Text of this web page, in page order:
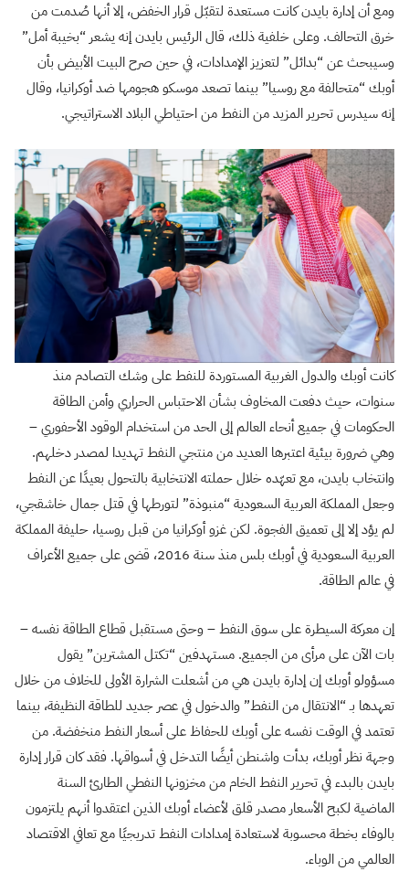
ومع أن إدارة بايدن كانت مستعدة لتقبّل قرار الخفض، إلا أنها صُدمت من
خرق التحالف. وعلى خلفية ذلك، قال الرئيس بايدن إنه يشعر “بخيبة أمل”
وسيبحث عن “بدائل” لتعزيز الإمدادات، في حين صرح البيت الأبيض بأن
أوبك “متحالفة مع روسيا” بينما تصعد موسكو هجومها ضد أوكرانيا، وقال
إنه سيدرس تحرير المزيد من النفط من احتياطي البلاد الاستراتيجي.
كانت أوبك والدول الغربية المستوردة للنفط على وشك التصادم منذ
سنوات، حيث دفعت المخاوف بشأن الاحتباس الحراري وأمن الطاقة
الحكومات في جميع أنحاء العالم إلى الحد من استخدام الوقود الأحفوري –
وهي ضرورة بيئية اعتبرها العديد من منتجي النفط تهديدا لمصدر دخلهم.
وانتخاب بايدن، مع تعهّده خلال حملته الانتخابية بالتحول بعيدًا عن النفط
وجعل المملكة العربية السعودية “منبوذة” لتورطها في قتل جمال خاشقجي،
لم يؤد إلا إلى تعميق الفجوة. لكن غزو أوكرانيا من قبل روسيا، حليفة المملكة
العربية السعودية في أوبك بلس منذ سنة 2016، قضى على جميع الأعراف
في عالم الطاقة.
إن معركة السيطرة على سوق النفط – وحتى مستقبل قطاع الطاقة نفسه –
بات الآن على مرأى من الجميع. مستهدفين “تكتل المشترين” يقول
مسؤولو أوبك إن إدارة بايدن هي من أشعلت الشرارة الأولى للخلاف من خلال
تعهدها بـ “الانتقال من النفط” والدخول في عصر جديد للطاقة النظيفة، بينما
تعتمد في الوقت نفسه على أوبك للحفاظ على أسعار النفط منخفضة. من
وجهة نظر أوبك، بدأت واشنطن أيضًا التدخل في أسواقها. فقد كان قرار إدارة
بايدن بالبدء في تحرير النفط الخام من مخزونها النفطي الطارئ السنة
الماضية لكبح الأسعار مصدر قلق لأعضاء أوبك الذين اعتقدوا أنهم يلتزمون
بالوفاء بخطة محسوبة لاستعادة إمدادات النفط تدريجيًا مع تعافي الاقتصاد
العالمي من الوباء.